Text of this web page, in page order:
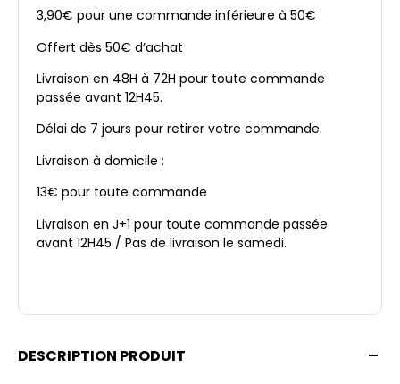
3,90€ pour une commande inférieure à 50€
Offert dès 50€ d’achat
Livraison en 48H à 72H pour toute commande
passée avant 12H45.
Délai de 7 jours pour retirer votre commande.
Livraison à domicile :
13€ pour toute commande
Livraison en J+1 pour toute commande passée
avant 12H45 / Pas de livraison le samedi.
DESCRIPTION PRODUIT